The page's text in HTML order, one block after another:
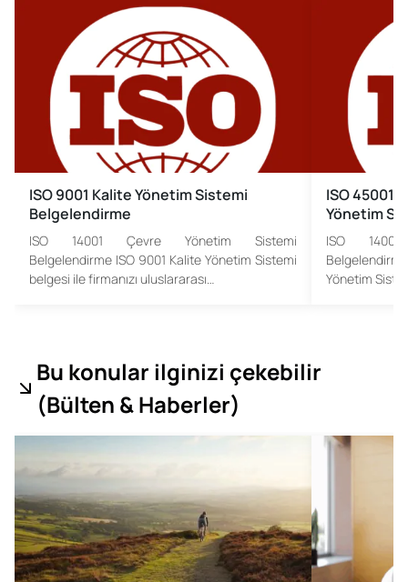
ISO 9001 Kalite Yönetim Sistemi
Belgelendirme
ISO 14001 Çevre Yönetim Sistemi
Belgelendirme ISO 9001 Kalite Yönetim Sistemi
belgesi ile firmanızı uluslararası…
ISO 45001
Yönetim
ISO
Yönetim
Bu konular ilginizi çekebilir
(Bülten & Haberler)